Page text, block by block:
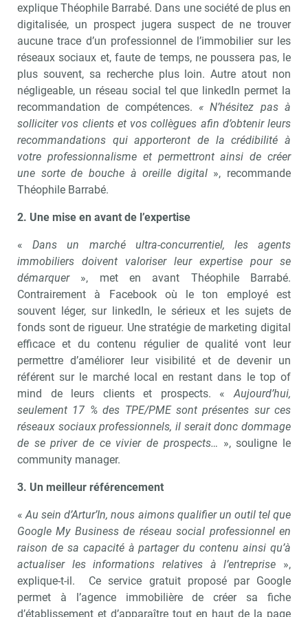
explique Théophile Barrabé. Dans une société de plus en
digitalisée, un prospect jugera suspect de ne trouver
aucune trace d’un professionnel de l’immobilier sur les
réseaux sociaux et, faute de temps, ne poussera pas, le
plus souvent, sa recherche plus loin. Autre atout non
négligeable, un réseau social tel que linkedIn permet la
recommandation de compétences. « N’hésitez pas à
solliciter vos clients et vos collègues afin d’obtenir leurs
recommandations qui apporteront de la crédibilité à
votre professionnalisme et permettront ainsi de créer
une sorte de bouche à oreille digital», recommande
Théophile Barrabé.
2. Une mise en avant de l’expertise
«Dans un marché ultra-concurrentiel, les agents
immobiliers doivent valoriser leur expertise pour se
démarquer», met en avant Théophile Barrabé.
Contrairement à Facebook où le ton employé est
souvent léger, sur linkedIn, le sérieux et les sujets de
fonds sont de rigueur. Une stratégie de marketing digital
efficace et du contenu régulier de qualité vont leur
permettre d’améliorer leur visibilité et de devenir un
référent sur le marché local en restant dans le top of
mind de leurs clients et prospects. «Aujourd’hui,
seulement 17 % des TPE/PME sont présentes sur ces
réseaux sociaux professionnels, il serait donc dommage
de se priver de ce vivier de prospects… », souligne le
community manager.
3. Un meilleur référencement
«Au sein d’Artur’In, nous aimons qualifier un outil tel que
Google My Business de réseau social professionnel en
raison de sa capacité à partager du contenu ainsi qu’à
actualiser les informations relatives à l’entreprise »,
explique-t-il. Ce service gratuit proposé par Google
permet à l’agence immobilière de créer sa fiche
d’établissement et d’apparaître tout en haut de la page